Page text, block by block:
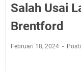
Salah Usai
Brentford
Februari 18, 2024